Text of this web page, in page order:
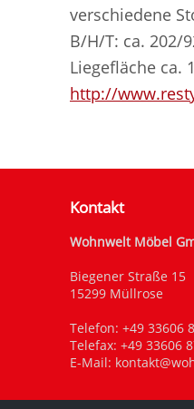
verschiedene
B/H/T: ca. 202/
Liegefläche ca.
http://
Kontakt
Wohnwelt Möbel
Biegener Straße 15
15299 Müllrose
Telefon: +49 33606
Telefax: +49 33606
E-Mail: